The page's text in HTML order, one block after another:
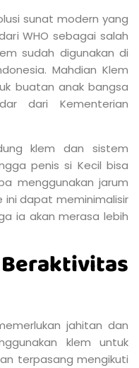
sunat modern yang
WHO sebagai salah
sudah digunakan di
Mahdian Klem
buatan anak bangsa
dari Kementerian
klem dan sistem
penis si Kecil bisa
menggunakan jarum
ini dapat meminimalisir
ia akan merasa lebih
jahitan dan
klem untuk
terpasang mengikuti